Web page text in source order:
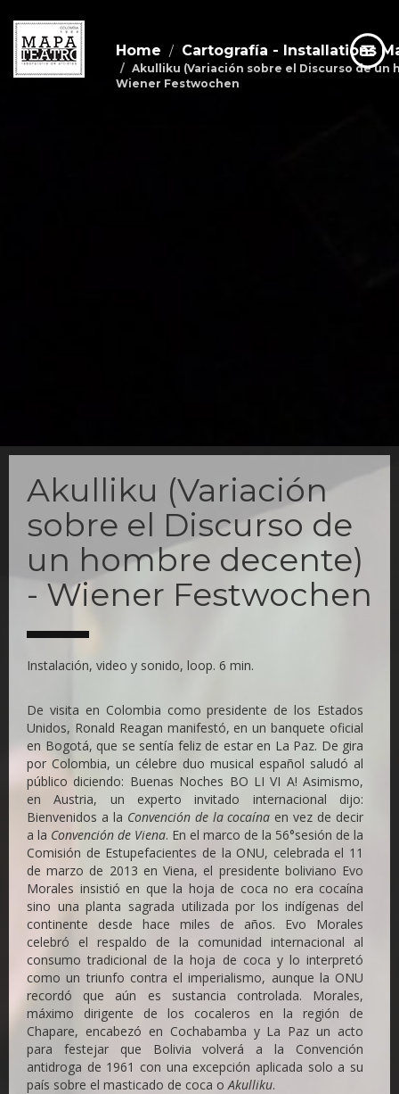
Skip
main
Home Cartografía - Installations
Akulliku (Variación sobre el Discurso de un
Wiener Festwochen
Akulliku (Variación
sobre el Discurso de
un hombre decente)
- Wiener Festwochen
Instalación, video y sonido, loop. 6 min.
De visita en Colombia como presidente de los Estados
Unidos, Ronald Reagan manifestó, en un banquete oficial
en Bogotá, que se sentía feliz de estar en La Paz. De gira
por Colombia, un célebre duo musical español saludó al
público diciendo: Buenas Noches BO LI VI A! Asimismo,
en Austria, un experto invitado internacional dijo:
Bienvenidos a la Convención de la cocaína en vez de decir
a la Convención de Viena. En el marco de la 56°sesión de la
Comisión de Estupefacientes de la ONU, celebrada el 11
de marzo de 2013 en Viena, el presidente boliviano Evo
Morales insistió en que la hoja de coca no era cocaína
sino una planta sagrada utilizada por los indígenas del
continente desde hace miles de años. Evo Morales
celebró el respaldo de la comunidad internacional al
consumo tradicional de la hoja de coca y lo interpretó
como un triunfo contra el imperialismo, aunque la ONU
recordó que aún es sustancia controlada. Morales,
máximo dirigente de los cocaleros en la región de
Chapare, encabezó en Cochabamba y La Paz un acto
para festejar que Bolivia volverá a la Convención
antidroga de 1961 con una excepción aplicada solo a su
país sobre el masticado de coca oAkulliku.